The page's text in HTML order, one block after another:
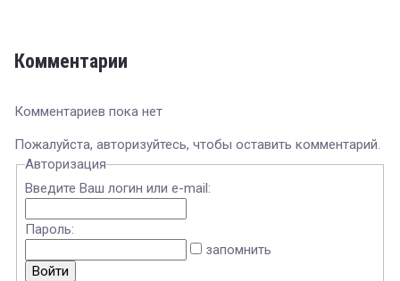
Комментарии
Комментариев пока нет
Пожалуйста, авторизуйтесь, чтобы оставить комментарий.
Авторизация
Введите Ваш логин или e-mail:
Пароль:
запомнить